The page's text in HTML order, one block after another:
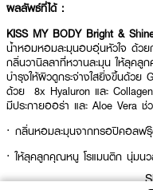
ผลลัพธ์ที่ได้ :
KISS MY BODY Bright &
น้ำหอมหอมละมุนอบอุ่นหัวใจ ด้ว
กลิ่นวานิลลาที่หวานละมุน ให้ลุค
บำรุงให้ผิวดูกระจ่างใสยิ่งขึ้นด้วย
ด้วย 8x Hyaluron และ
มีประกายออร่า และ Aloe Vera ช่
· กลิ่นหอมละมุนจากทรอปิคอลฟรุ๊
· ให้ลุคลูกคุณหนู โรแมนติก นุ่มนว
· ผิวกระจ่างใสยิ่งขึ้นด้วย